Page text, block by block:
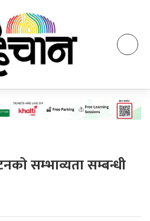
सम्भाव्यता सम्बन्धी